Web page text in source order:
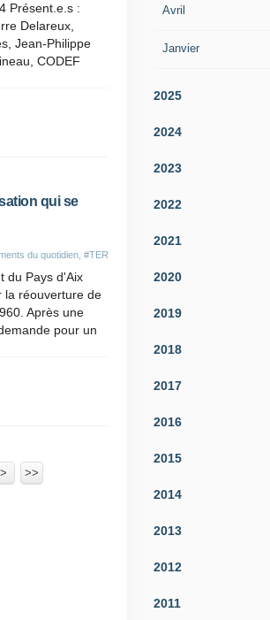
Présent.e.s :
Delareux,
Jean-Philippe
CODEF
qui se
du quotidien #TER
du Pays d'Aix
la réouverture de
Après une
pour un
80
90
100
200
300
400
500
600
700
> >>
Avril
Janvier
2025
2024
2023
2022
2021
2020
2019
2018
2017
2016
2015
2014
2013
2012
2011